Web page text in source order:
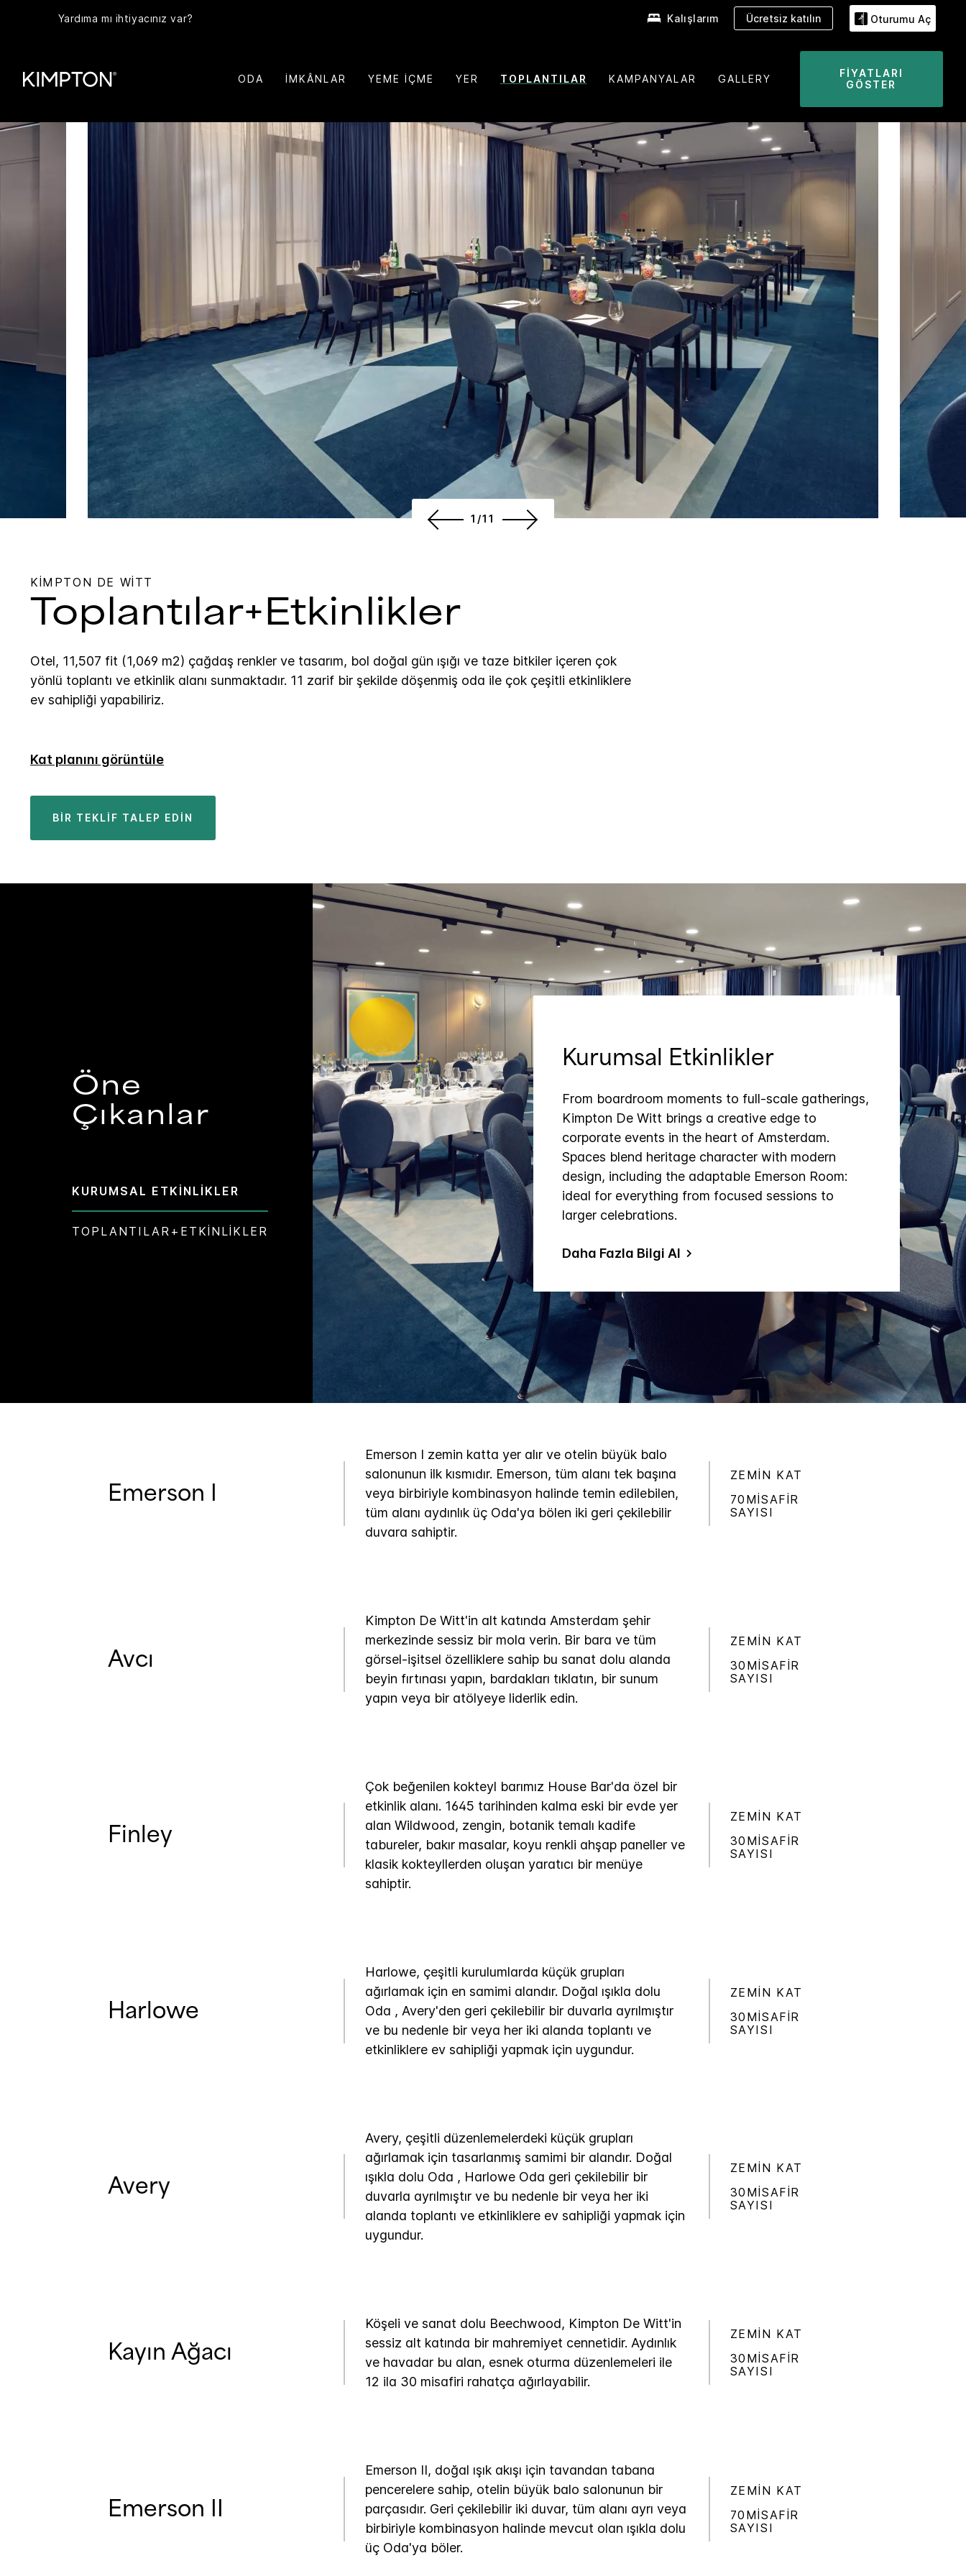
Yardıma mı ihtiyacınız var? Kalışlarım Ücretsiz katılın Oturumu Aç
ODA İMKÂNLAR YEME İÇME YER TOPLANTILAR KAMPANYALAR GALLERY
FIYATLARI
GÖSTER
1/11
KIMPTON DE WITT
Toplantılar+Etkinlikler
Otel, 11,507 fit (1,069 m2) çağdaş renkler ve tasarım, bol doğal gün ışığı ve taze bitkiler içeren çok
yönlü toplantı ve etkinlik alanı sunmaktadır. 11 zarif bir şekilde döşenmiş oda ile çok çeşitli etkinliklere
ev sahipliği yapabiliriz.
Kat planını görüntüle
BIR TEKLIF TALEP EDIN
Öne
Çıkanlar
KURUMSAL ETKINLIKLER
TOPLANTILAR+ETKINLIKLER
Kurumsal Etkinlikler
From boardroom moments to full‑scale gatherings,
Kimpton De Witt brings a creative edge to
corporate events in the heart of Amsterdam.
Spaces blend heritage character with modern
design, including the adaptable Emerson Room:
ideal for everything from focused sessions to
larger celebrations.
Daha Fazla Bilgi Al
Emerson I
Emerson I zemin katta yer alır ve otelin büyük balo
salonunun ilk kısmıdır. Emerson, tüm alanı tek başına
veya birbiriyle kombinasyon halinde temin edilebilen,
tüm alanı aydınlık üç Oda'ya bölen iki geri çekilebilir
duvara sahiptir.
ZEMIN KAT
70MISAFIR
SAYISI
Avcı
Kimpton De Witt'in alt katında Amsterdam şehir
merkezinde sessiz bir mola verin. Bir bara ve tüm
görsel-işitsel özelliklere sahip bu sanat dolu alanda
beyin fırtınası yapın, bardakları tıklatın, bir sunum
yapın veya bir atölyeye liderlik edin.
ZEMIN KAT
30MISAFIR
SAYISI
Finley
Çok beğenilen kokteyl barımız House Bar'da özel bir
etkinlik alanı. 1645 tarihinden kalma eski bir evde yer
alan Wildwood, zengin, botanik temalı kadife
tabureler, bakır masalar, koyu renkli ahşap paneller ve
klasik kokteyllerden oluşan yaratıcı bir menüye
sahiptir.
ZEMIN KAT
30MISAFIR
SAYISI
Harlowe
Harlowe, çeşitli kurulumlarda küçük grupları
ağırlamak için en samimi alandır. Doğal ışıkla dolu
Oda , Avery'den geri çekilebilir bir duvarla ayrılmıştır
ve bu nedenle bir veya her iki alanda toplantı ve
etkinliklere ev sahipliği yapmak için uygundur.
ZEMIN KAT
30MISAFIR
SAYISI
Avery
Avery, çeşitli düzenlemelerdeki küçük grupları
ağırlamak için tasarlanmış samimi bir alandır. Doğal
ışıkla dolu Oda , Harlowe Oda geri çekilebilir bir
duvarla ayrılmıştır ve bu nedenle bir veya her iki
alanda toplantı ve etkinliklere ev sahipliği yapmak için
uygundur.
ZEMIN KAT
30MISAFIR
SAYISI
Kayın Ağacı
Köşeli ve sanat dolu Beechwood, Kimpton De Witt'in
sessiz alt katında bir mahremiyet cennetidir. Aydınlık
ve havadar bu alan, esnek oturma düzenlemeleri ile
12 ila 30 misafiri rahatça ağırlayabilir.
ZEMIN KAT
30MISAFIR
SAYISI
Emerson II
Emerson II, doğal ışık akışı için tavandan tabana
pencerelere sahip, otelin büyük balo salonunun bir
parçasıdır. Geri çekilebilir iki duvar, tüm alanı ayrı veya
birbiriyle kombinasyon halinde mevcut olan ışıkla dolu
üç Oda'ya böler.
ZEMIN KAT
70MISAFIR
SAYISI